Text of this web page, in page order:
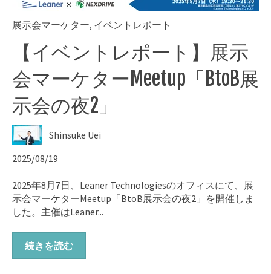
展示会マーケター, イベントレポート
【イベントレポート】展示
会マーケターMeetup「BtoB展
示会の夜2」
Shinsuke Uei
2025/08/19
2025年8月7日、Leaner Technologiesのオフィスにて、展
示会マーケターMeetup「BtoB展示会の夜2」を開催しま
した。主催はLeaner...
続きを読む